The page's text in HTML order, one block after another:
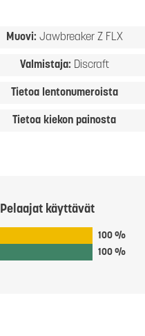
Muovi: Jawbreaker Z FLX
Valmistaja: Discraft
Tietoa lentonumeroista
Tietoa kiekon painosta
Pelaajat käyttävät
100 %
100 %